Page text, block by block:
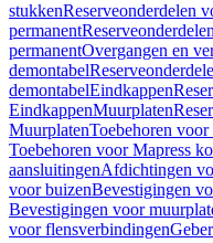
stukkenReserveonderdelen
permanent
permanentOvergangen en
demontabel
demontabelEindkappen
EindkappenMuurplaten
MuurplatenToebehoren
Toebehoren voor Mapress
aansluitingenAfdichtingen
voor buizenBevestigingen
Bevestigingen voor
voor flensverbindingen